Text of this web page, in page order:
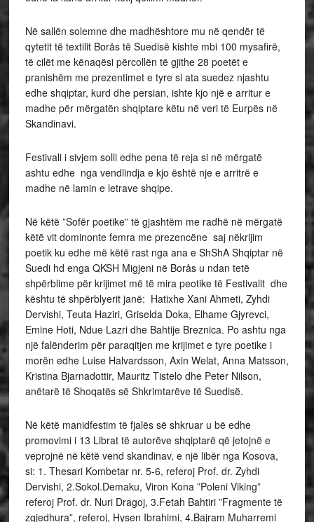
Në sallën solemne dhe madhështore mu në qendër të
qytetit të textilit Borås të Suedisë kishte mbi 100 mysafirë,
të cilët me kënaqësi përcollën të gjithe 28 poetët e
pranishëm me prezentimet e tyre si ata suedez njashtu
edhe shqiptar, kurd dhe persian, ishte kjo një e arritur e
madhe për mërgatën shqiptare këtu në veri të Eurpës në
Skandinavi.
Festivali i sivjem solli edhe pena të reja si në mërgatë
ashtu edhe nga vendlindja e kjo është nje e arritrë e
madhe në lamin e letrave shqipe.
Në këtë ”Sofër poetike” të gjashtëm me radhë në mërgatë
këtë vit dominonte femra me prezencëne saj nëkrijim
poetik ku edhe më këtë rast nga ana e ShShA Shqiptar në
Suedi hd enga QKSH Migjeni në Borås u ndan tetë
shpërblime për krijimet më të mira peotike të Festivalit dhe
kështu të shpërblyerit janë: Hatixhe Xani Ahmeti, Zyhdi
Dervishi, Teuta Haziri, Griselda Doka, Elhame Gjyrevci,
Emine Hoti, Ndue Lazri dhe Bahtije Breznica. Po ashtu nga
një falënderim për paraqitjen me krijimet e tyre poetike i
morën edhe Luise Halvardsson, Axin Welat, Anna Matsson,
Kristina Bjarnadottir, Mauritz Tistelo dhe Peter Nilson,
anëtarë të Shoqatës së Shkrimtarëve të Suedisë.
Në këtë manidfestim të fjalës së shkruar u bë edhe
promovimi i 13 Librat të autorëve shqiptarë që jetojnë e
veprojnë në këtë vend skandinav, e një libër nga Kosova,
si: 1. Thesari Kombetar nr. 5-6, referoj Prof. dr. Zyhdi
Dervishi, 2.Sokol.Demaku, Viron Kona ”Poleni Viking”
referoj Prof. dr. Nuri Dragoj, 3.Fetah Bahtiri ”Fragmente të
zgjedhura”, referoj, Hysen Ibrahimi, 4.Bajram Muharremi